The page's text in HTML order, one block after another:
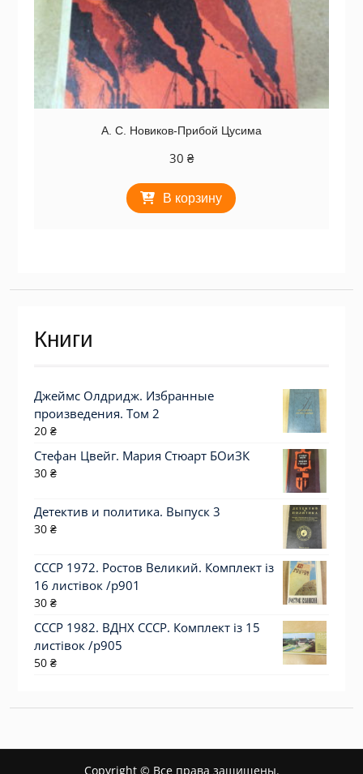
А. С. Новиков-Прибой Цусима
30 ₴
В корзину
Книги
Джеймс Олдридж. Избранные
произведения. Том 2
20 ₴
Стефан Цвейг. Мария Стюарт БОиЗК
30 ₴
Детектив и политика. Выпуск 3
30 ₴
СССР 1972. Ростов Великий. Комплект із
16 листівок /р901
30 ₴
СССР 1982. ВДНХ СССР. Комплект із 15
листівок /р905
50 ₴
Copyright © Все права защищены.